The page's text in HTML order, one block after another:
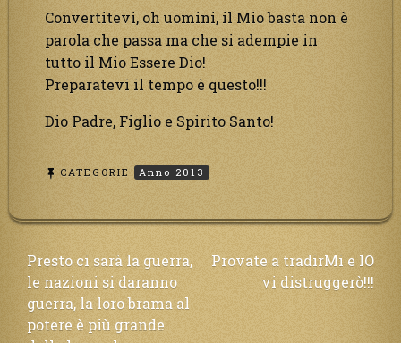
Convertitevi, oh uomini, il Mio basta non è
parola che passa ma che si adempie in
tutto il Mio Essere Dio!
Preparatevi il tempo è questo!!!
Dio Padre, Figlio e Spirito Santo!
CATEGORIE Anno 2013
Navigazione
articoli
Presto ci sarà la guerra,
le nazioni si daranno
guerra, la loro brama al
potere è più grande
Provate a tradirMi e IO
vi distruggerò!!!